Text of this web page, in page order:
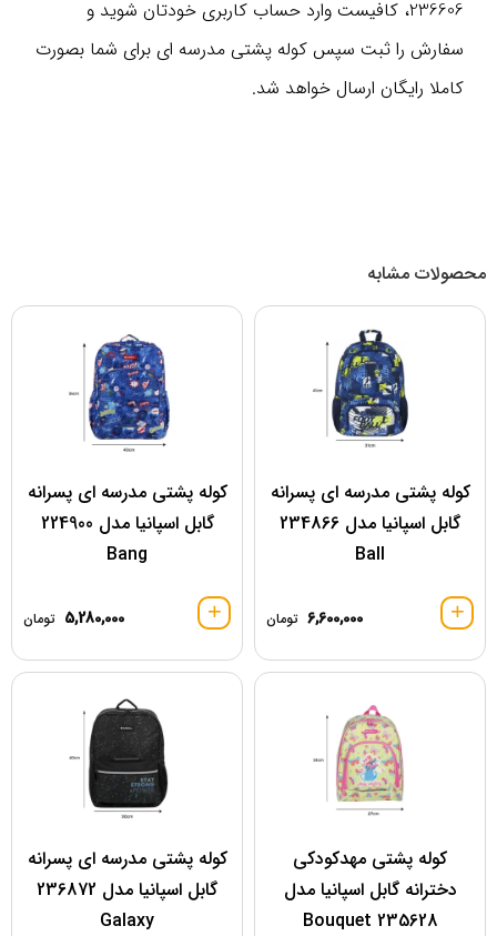
236606، کافیست وارد حساب کاربری خودتان شوید و
سفارش را ثبت سپس کوله پشتی مدرسه ای برای شما بصورت
کاملا رایگان ارسال خواهد شد.
محصولات مشابه
کوله پشتی مدرسه ای پسرانه
گابل اسپانیا مدل 234866
Ball
6,600,000 تومان
کوله پشتی مدرسه ای پسرانه
گابل اسپانیا مدل 224900
Bang
5,280,000 تومان
کوله پشتی مهدکودکی
دخترانه گابل اسپانیا مدل
Bouquet 235628
کوله پشتی مدرسه ای پسرانه
گابل اسپانیا مدل 236872
Galaxy